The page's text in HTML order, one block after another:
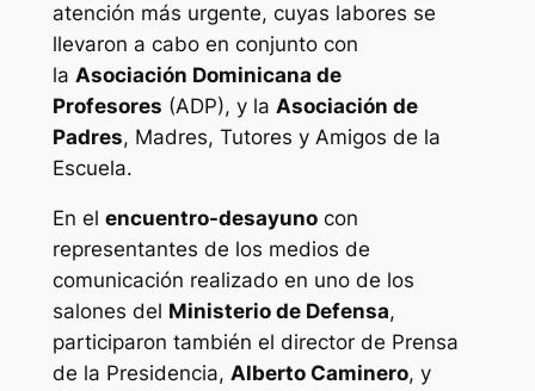
atención más urgente, cuyas labores se
llevaron a cabo en conjunto con
la Asociación Dominicana de
Profesores (ADP), y la Asociación de
Padres, Madres, Tutores y Amigos de la
Escuela.
En el encuentro-desayunocon
representantes de los medios de
comunicación realizado en uno de los
salones del Ministerio de Defensa,
participaron también el director de Prensa
de la Presidencia, Alberto Caminero, y